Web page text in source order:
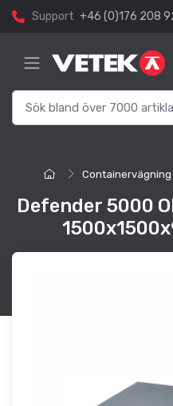
Support +46 (0)176 208
Containervägning
Defender 5000